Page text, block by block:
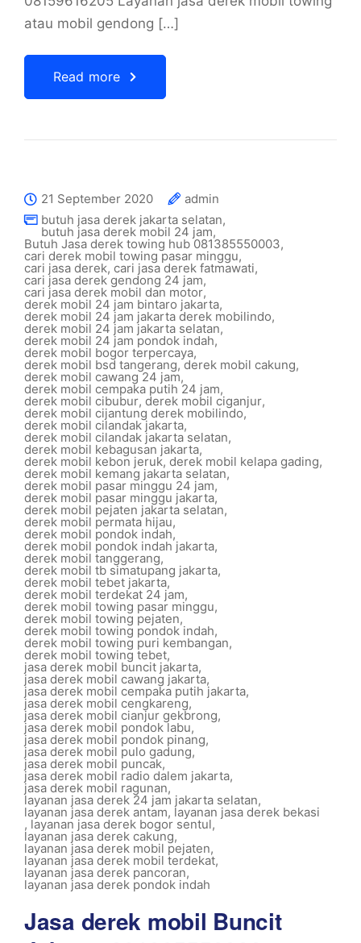
atau mobil gendong […]
Read more
21 September 2020
admin
butuh jasa derek jakarta selatan,
butuh jasa derek mobil 24 jam,
Butuh Jasa derek towing hub 081385550003,
cari derek mobil towing pasar minggu,
cari jasa derek, cari jasa derek fatmawati,
cari jasa derek gendong 24 jam,
cari jasa derek mobil dan motor,
derek mobil 24 jam bintaro jakarta,
derek mobil 24 jam jakarta derek mobilindo,
derek mobil 24 jam jakarta selatan,
derek mobil 24 jam pondok indah,
derek mobil bogor terpercaya,
derek mobil bsd tangerang,derek mobil cakung,
derek mobil cawang 24 jam,
derek mobil cempaka putih 24 jam,
derek mobil cibubur, derek mobil ciganjur,
derek mobil cijantung derek mobilindo,
derek mobil cilandak jakarta,
derek mobil cilandak jakarta selatan,
derek mobil kebagusan jakarta,
derek mobil kebon jeruk, derek mobil kelapa gading,
derek mobil kemang jakarta selatan,
derek mobil pasar minggu 24 jam,
derek mobil pasar minggu jakarta,
derek mobil pejaten jakarta selatan,
derek mobil permata hijau,
derek mobil pondok indah,
derek mobil pondok indah jakarta,
derek mobil tanggerang,
derek mobil tb simatupang jakarta,
derek mobil tebet jakarta,
derek mobil terdekat 24 jam,
derek mobil towing pasar minggu,
derek mobil towing pejaten,
derek mobil towing pondok indah,
derek mobil towing puri kembangan,
derek mobil towing tebet,
jasa derek mobil buncit jakarta,
jasa derek mobil cawang jakarta,
jasa derek mobil cempaka putih jakarta,
jasa derek mobil cengkareng,
jasa derek mobil cianjur gekbrong,
jasa derek mobil pondok labu,
jasa derek mobil pondok pinang,
jasa derek mobil pulo gadung,
jasa derek mobil puncak,
jasa derek mobil radio dalem jakarta,
jasa derek mobil ragunan,
layanan jasa derek 24 jam jakarta selatan,
layanan jasa derek antam, layanan jasa derek bekasi
, layanan jasa derek bogor sentul,
layanan jasa derek cakung,
layanan jasa derek mobil pejaten,
layanan jasa derek mobil terdekat,
layanan jasa derek pancoran,
layanan jasa derek pondok indah
Jasa derek mobil Buncit